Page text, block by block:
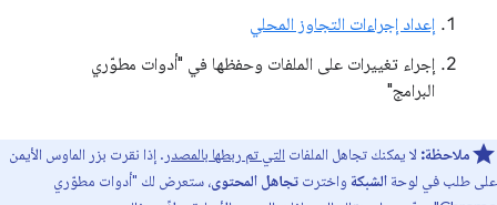
إعداد إجراءات التجاوز المحلي
إجراء تغييرات على الملفات وحفظها في "أدوات مطوّري
البرامج"
ملاحظة: لا يمكنك تجاهل الملفات التي تم ربطها بالمصدر . إذا نقرت بزر الماوس الأيمن
على طلب في لوحة الشبكة واخترت تجاهل المحتوى، ستعرض لك "أدوات مطوّري